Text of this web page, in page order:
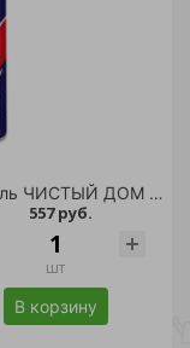
Аэрозоль ЧИСТЫЙ ДОМ от насекомых Супер усиленный 400мл/24
557 руб.
шт
В корзину